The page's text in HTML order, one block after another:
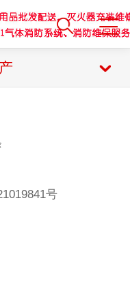
号